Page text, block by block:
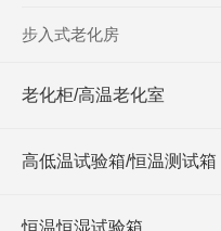
步入式老化房
老化柜/高温老化室
高低温试验箱/恒温测试箱
恒温恒湿试验箱